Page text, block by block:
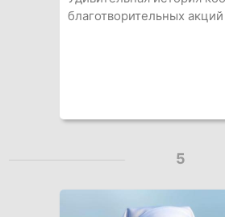
благотворительных акций
5